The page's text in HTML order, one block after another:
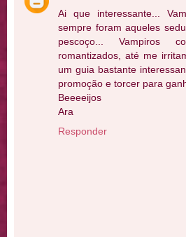
Ai que interessante...
sempre foram aqueles
pescoço... Vampiros
romantizados, até me
um guia bastante
promoção e torcer para
Beeeeijos
Ara
Responder